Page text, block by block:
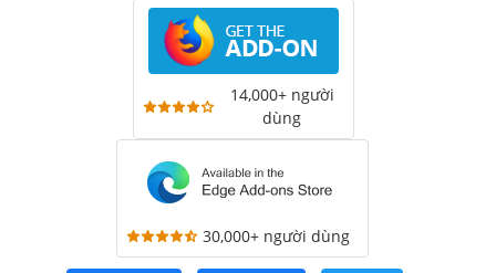
14,000+ người
dùng
30,000+ người dùng